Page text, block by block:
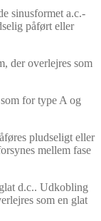
sinusformet a.c.-
påført eller
der overlejres som
for type A og
pludseligt eller
mellem fase
d.c.. Udkobling
som en glat